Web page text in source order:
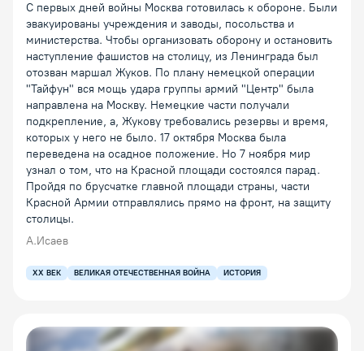
С первых дней войны Москва готовилась к обороне. Были
эвакуированы учреждения и заводы, посольства и
министерства. Чтобы организовать оборону и остановить
наступление фашистов на столицу, из Ленинграда был
отозван маршал Жуков. По плану немецкой операции
"Тайфун" вся мощь удара группы армий "Центр" была
направлена на Москву. Немецкие части получали
подкрепление, а, Жукову требовались резервы и время,
которых у него не было. 17 октября Москва была
переведена на осадное положение. Но 7 ноября мир
узнал о том, что на Красной площади состоялся парад.
Пройдя по брусчатке главной площади страны, части
Красной Армии отправлялись прямо на фронт, на защиту
столицы.
А.Исаев
XX ВЕК ВЕЛИКАЯ ОТЕЧЕСТВЕННАЯ ВОЙНА ИСТОРИЯ